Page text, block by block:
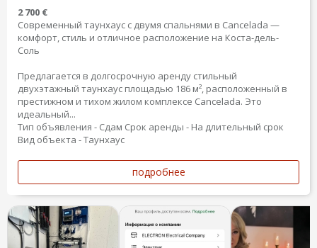
2 700 €
Современный таунхаус с двумя спальнями в Cancelada —
комфорт, стиль и отличное расположение на Коста-дель-
Соль
Предлагается в долгосрочную аренду стильный
двухэтажный таунхаус площадью 186 м², расположенный в
престижном и тихом жилом комплексе Cancelada. Это
идеальный...
Тип объявления - Сдам Срок аренды - На длительный срок
Вид объекта - Таунхаус
подробнее